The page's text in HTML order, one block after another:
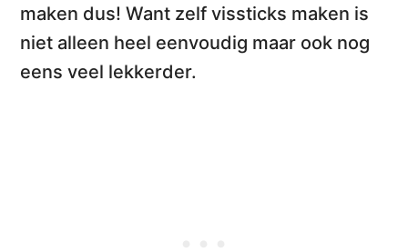
maken dus! Want zelf vissticks maken is
niet alleen heel eenvoudig maar ook nog
eens veel lekkerder.